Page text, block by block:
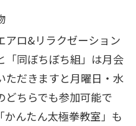
アロ&リラクゼーション
「同ぼちぼち組」は月会
ただきますと月曜日・水
どちらでも参加可能で
かんたん太極拳教室」も